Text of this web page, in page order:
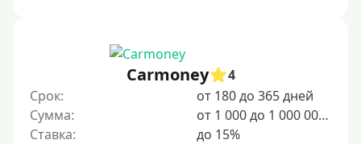
Для граждан Узбекистана, проживающих за рубежом
Сумма (рублей)
Carmoney
4
Срок:
от 180 до 365 дней
Сумма:
от 1 000 до 1 000 000 ₽
Ставка:
до 15%